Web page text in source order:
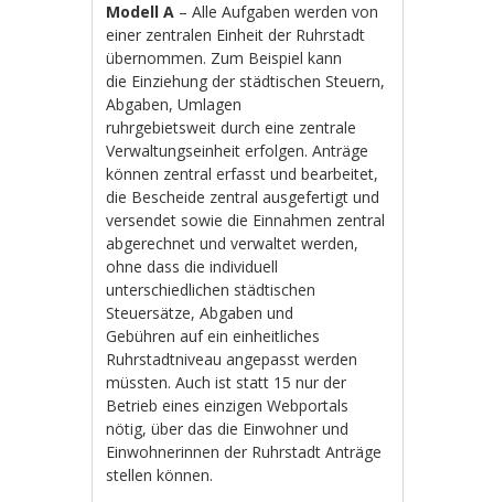
Modell A – Alle Aufgaben werden von
einer zentralen Einheit der Ruhrstadt
übernommen. Zum Beispiel kann
die Einziehung der städtischen Steuern,
Abgaben, Umlagen
ruhrgebietsweit durch eine zentrale
Verwaltungseinheit erfolgen. Anträge
können zentral erfasst und bearbeitet,
die Bescheide zentral ausgefertigt und
versendet sowie die Einnahmen zentral
abgerechnet und verwaltet werden,
ohne dass die individuell
unterschiedlichen städtischen
Steuersätze, Abgaben und
Gebühren auf ein einheitliches
Ruhrstadtniveau angepasst werden
müssten. Auch ist statt 15 nur der
Betrieb eines einzigen Webportals
nötig, über das die Einwohner und
Einwohnerinnen der Ruhrstadt Anträge
stellen können.